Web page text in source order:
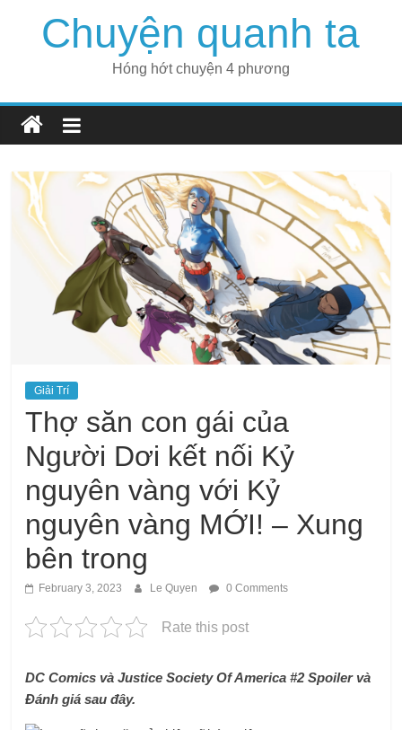
Chuyện quanh ta
Hóng hớt chuyện 4 phương
Giải Trí
Thợ săn con gái của
Người Dơi kết nối Kỷ
nguyên vàng với Kỷ
nguyên vàng MỚI! – Xung
bên trong
February 3, 2023 Le Quyen 0 Comments
Rate this post
DC Comics và Justice Society Of America #2 Spoiler và
Đánh giá sau đây.